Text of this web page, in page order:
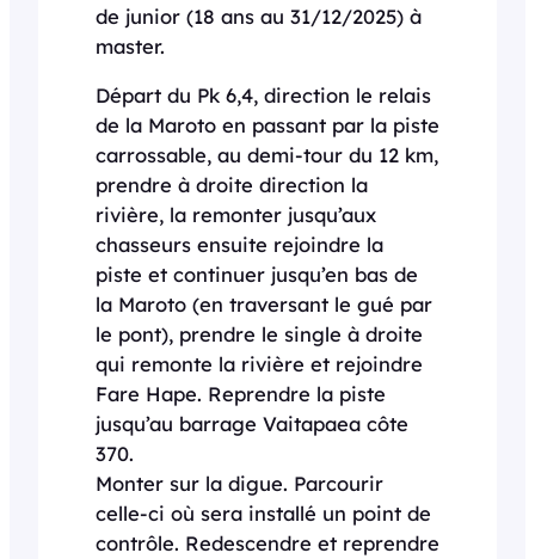
de junior (18 ans au 31/12/2025) à
master.
Départ du Pk 6,4, direction le relais
de la Maroto en passant par la piste
carrossable, au demi-tour du 12 km,
prendre à droite direction la
rivière, la remonter jusqu’aux
chasseurs ensuite rejoindre la
piste et continuer jusqu’en bas de
la Maroto (en traversant le gué par
le pont), prendre le single à droite
qui remonte la rivière et rejoindre
Fare Hape. Reprendre la piste
jusqu’au barrage Vaitapaea côte
370.
Monter sur la digue. Parcourir
celle-ci où sera installé un point de
contrôle. Redescendre et reprendre